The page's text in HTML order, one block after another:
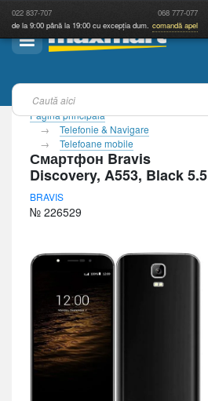
022 837-707 068 777-077
de la 9:00 până la 19:00 cu excepția dum. comandă apel
Pagina principală
Telefonie & Navigare
Telefoane mobile
Смартфон Bravis
Discovery, A553, Black 5.5
BRAVIS
№ 226529